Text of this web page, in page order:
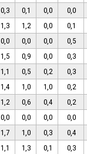
0,3 0,1 0,0 0,0
1,3 1,2 0,0 0,1
0,0 0,0 0,0 0,5
1,5 0,9 0,0 0,3
1,1 0,5 0,2 0,3
1,4 1,0 1,0 0,2
1,2 0,6 0,4 0,2
0,0 0,0 0,0 0,0
1,7 1,0 0,3 0,4
1,1 1,3 0,1 0,3